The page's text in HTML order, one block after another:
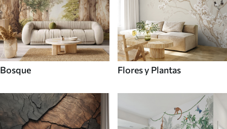
Bosque Flores y Plantas